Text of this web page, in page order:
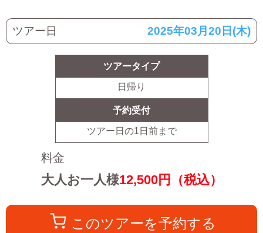
ツアー日 2025年03月20日(木)
ツアータイプ
日帰り
予約受付
ツアー日の1 日前まで
料金
大人お一人様12,500円（税込）
このツアーを予約する